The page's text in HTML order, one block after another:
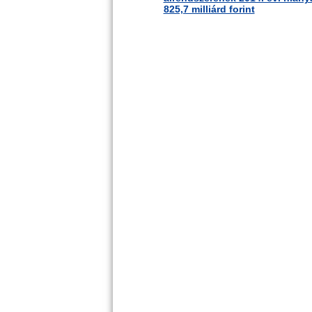
825,7 milliárd forint